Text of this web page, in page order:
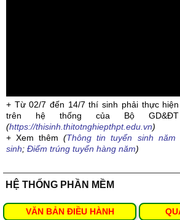
+ Từ 02/7 đến 14/7 thí sinh phải thực
trên hệ thống của Bộ
(https://thisinh.thitotnghiepthpt.edu.vn)
+ Xem thêm(Thông tin tuyển sinh năm
sinh; Điểm trúng tuyển hàng năm)
HỆ THỐNG PHẦN MỀM
VĂN BẢN ĐIỀU HÀNH